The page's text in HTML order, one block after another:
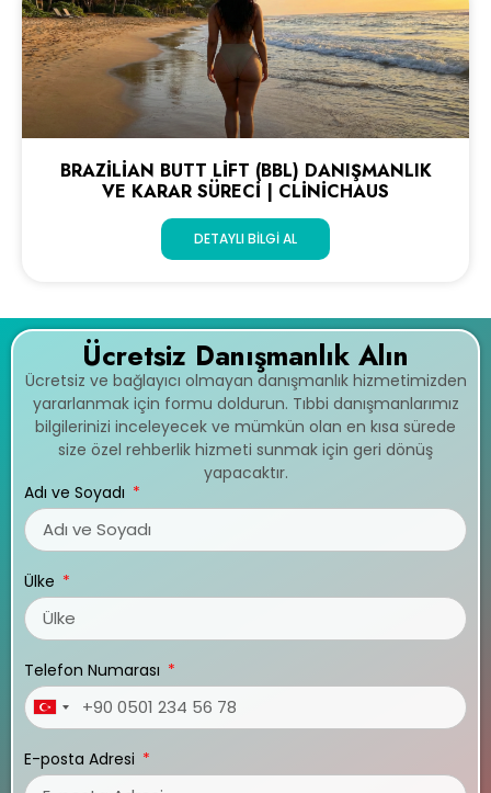
BRAZILIAN BUTT LIFT (BBL) DANIŞMANLIK
VE KARAR SÜRECI | CLINICHAUS
DETAYLI BILGI AL
Ücretsiz Danışmanlık Alın
Ücretsiz ve bağlayıcı olmayan danışmanlık hizmetimizden
yararlanmak için formu doldurun. Tıbbi danışmanlarımız
bilgilerinizi inceleyecek ve mümkün olan en kısa sürede
size özel rehberlik hizmeti sunmak için geri dönüş
yapacaktır.
Adı ve Soyadı
Ülke
Telefon Numarası
Turkey
E-posta Adresi